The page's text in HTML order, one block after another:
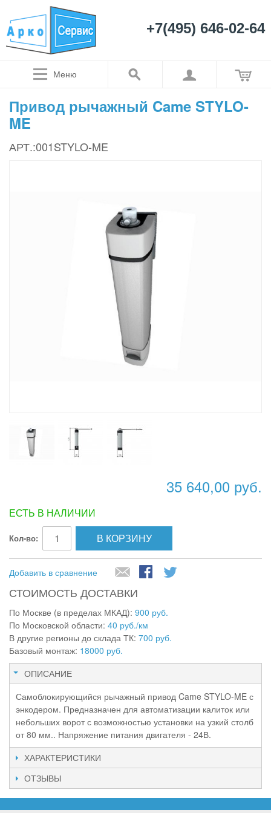
+7(495) 646-02-64
Меню
Привод рычажный Came STYLO-
ME
АРТ.:001STYLO-ME
35 640,00 руб.
ЕСТЬ В НАЛИЧИИ
Кол-во: В КОРЗИНУ
Добавить в сравнение
СТОИМОСТЬ ДОСТАВКИ
По Москве (в пределах МКАД): 900 руб.
По Московской области: 40 руб./км
В другие регионы до склада ТК: 700 руб.
Базовый монтаж: 18000 руб.
ОПИСАНИЕ
Самоблокирующийся рычажный привод Came STYLO-ME с
энкодером. Предназначен для автоматизации калиток или
небольших ворот с возможностью установки на узкий столб
от 80 мм.. Напряжение питания двигателя - 24В.
ХАРАКТЕРИСТИКИ
ОТЗЫВЫ